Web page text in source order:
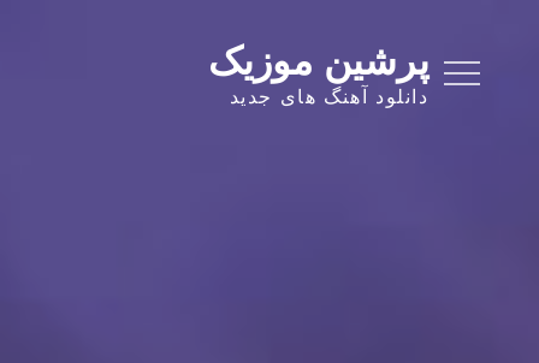
content
پرشین موزیک
دانلود آهنگ های جدید